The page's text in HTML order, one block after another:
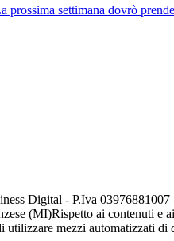
settimana dovrò
Digital - P.Iva
(MI)Rispetto ai contenuti e
mezzi automatizzati di